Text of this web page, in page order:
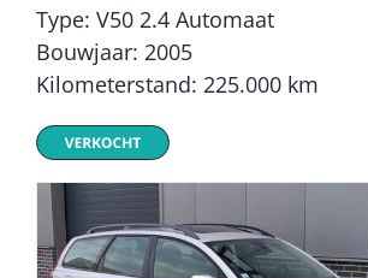
Type: V50 2.4 Automaat
Bouwjaar: 2005
Kilometerstand: 225.000 km